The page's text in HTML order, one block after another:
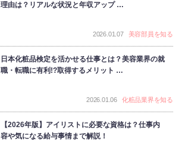
理由は？リアルな状況と年収アップ …
2026.01.07 美容部員を知る
日本化粧品検定を活かせる仕事とは？美容業界の就
職・転職に有利!?取得するメリット …
2026.01.06 化粧品業界を知る
【2026年版】アイリストに必要な資格は？仕事内
容や気になる給与事情まで解説！